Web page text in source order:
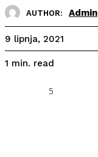
AUTHOR: Admin
9 lipnja, 2021
1 min. read
5